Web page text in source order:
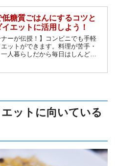
低糖質ごはんにするコツと
エットに活用しよう！
ナーが伝授！】コンビニでも手軽
ットができます。料理が苦手・
人暮らしだから毎日はしんど
ットに向いている